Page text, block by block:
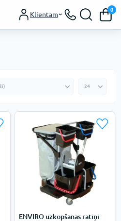
Klientam
0
ENVIRO uzkopšanas ratiņi